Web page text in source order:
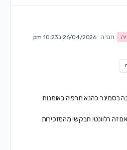
חברה 26/04/2026 ב10:23 pm
בסמינר כהנא תרפיה באומנות
זה רלוונטי תבקשי מהמזכירות